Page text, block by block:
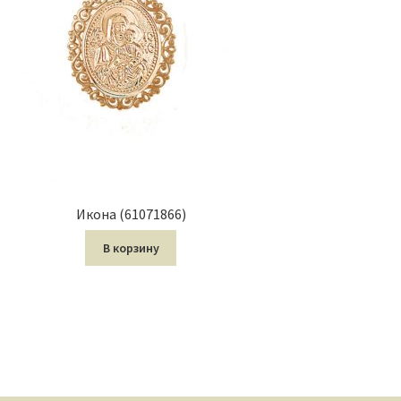
Икона (61071866)
В корзину